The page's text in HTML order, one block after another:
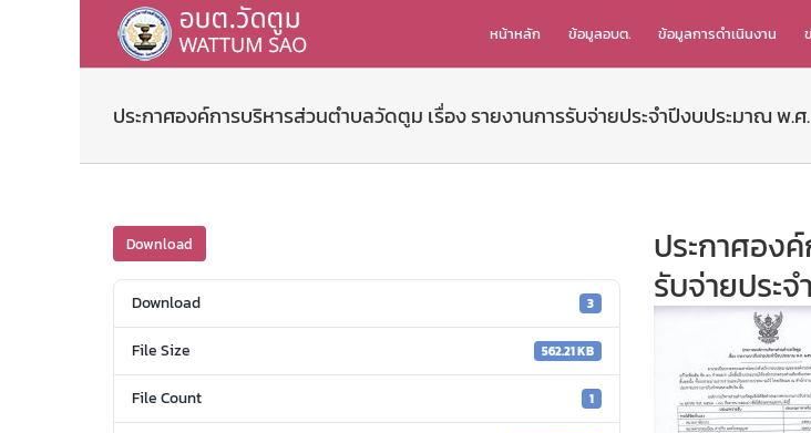
หน้าหลัก ข้อมูลอบต. ข้อมูลการดำเนินงาน
ประกาศองค์การบริหารส่วนตำบลวัดตูม เรื่อง รายงานการรับจ่ายประจำปีงบประมาณ พ.ศ
Download
Download 3
File Size 562.21 KB
File Count 1
ประกาศอง
รับจ่ายประ